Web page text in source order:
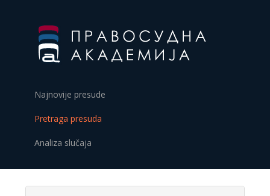
Najnovije presude
Pretraga presuda
Analiza slučaja